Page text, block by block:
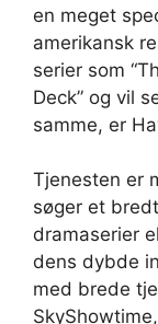
en meget
amerikansk
serier som
Deck” og vil
samme, er
Tjenesten er
søger et
dramaserier
dens dybde
med brede